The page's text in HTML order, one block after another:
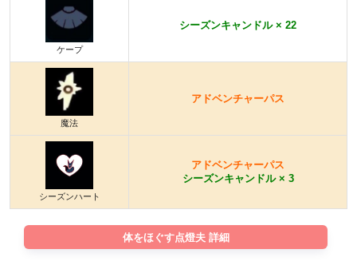
ケープ
シーズンキャンドル × 22
魔法
アドベンチャーパス
シーズンハート
アドベンチャーパス
シーズンキャンドル × 3
体をほぐす点燈夫 詳細